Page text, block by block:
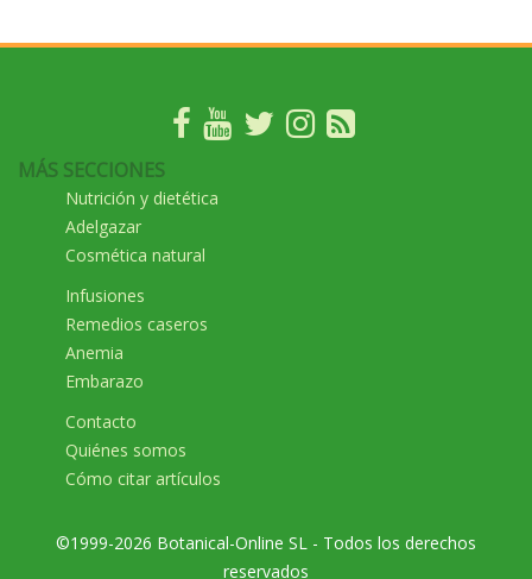
MÁS SECCIONES
Nutrición y dietética
Adelgazar
Cosmética natural
Infusiones
Remedios caseros
Anemia
Embarazo
Contacto
Quiénes somos
Cómo citar artículos
©1999-2026 Botanical-Online SL - Todos los derechos
reservados